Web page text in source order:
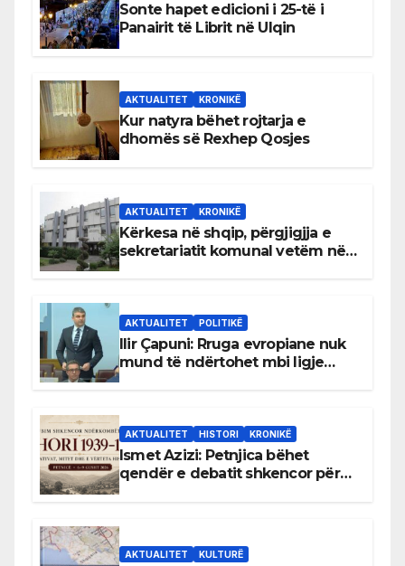
Sonte hapet edicioni i 25-të i
Panairit të Librit në Ulqin
AKTUALITET KRONIKË
Kur natyra bëhet rojtarja e
dhomës së Rexhep Qosjes
AKTUALITET KRONIKË
Kërkesa në shqip, përgjigjja e
sekretariatit komunal vetëm në
AKTUALITET POLITIKË
Ilir Çapuni: Rruga evropiane nuk
mund të ndërtohet mbi ligje
AKTUALITET HISTORI KRONIKË
Ismet Azizi: Petnjica bëhet
qendër e debatit shkencor për
AKTUALITET KULTURË